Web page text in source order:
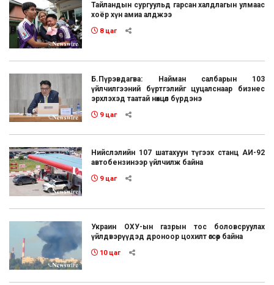
Тайландын сургуульд гарсан халдлагын улмаас
хоёр хүн амиа алджээ
8 цаг
Б.Пүрэвдагва: Найман салбарын 103
үйлчилгээний бүртгэлийг цуцалснаар бизнес
эрхлэхэд таатай нөхцөл бүрдэнэ
9 цаг
Нийслэлийн 107 шатахуун түгээх станц АИ-92
автобензинээр үйлчилж байна
9 цаг
Украин ОХУ-ын газрын тос боловсруулах
үйлдвэрүүдэд дроноор цохилт өгсөөр байна
10 цаг